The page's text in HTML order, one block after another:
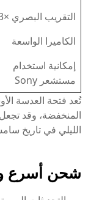
التقريب البصري ×3
الكاميرا الواسعة
إمكانية استخدام
مستشعر Sony
تُعد فتحة العدسة
الليلي في تاريخ
شحن أسرع